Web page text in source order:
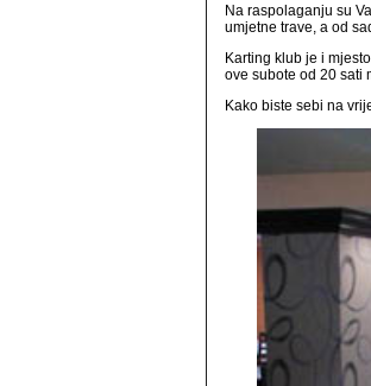
Na raspolaganju su
umjetne trave, a od
Karting klub je i
ove subote od 20 sati
Kako biste sebi na